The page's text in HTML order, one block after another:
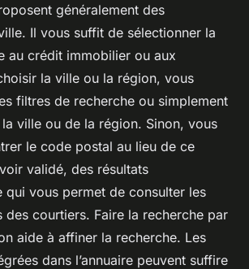
généralement des
Il vous suffit de sélectionner la
au crédit immobilier ou aux
la ville ou la région, vous
filtres de recherche ou simplement
ville ou de la région. Sinon, vous
le code postal au lieu de ce
validé, des résultats
qui vous permet de consulter les
courtiers. Faire la recherche par
aide à affiner la recherche. Les
dans l’annuaire peuvent suffire